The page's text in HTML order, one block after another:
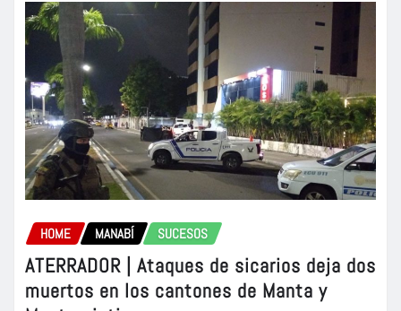
HOME MANABÍ SUCESOS
ATERRADOR | Ataques de sicarios deja dos
muertos en los cantones de Manta y